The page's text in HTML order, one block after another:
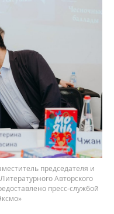
председателя и
Авторского
пресс-службой